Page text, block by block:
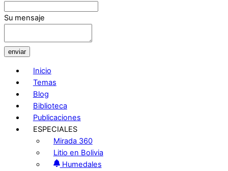
Su mensaje
enviar
Inicio
Temas
Blog
Biblioteca
Publicaciones
ESPECIALES
Mirada 360
Litio en Bolivia
Humedales